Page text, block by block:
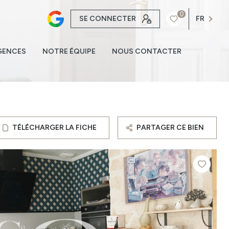
SE CONNECTER
0
FR
NOTRE ÉQUIPE NOUS CONTACTER
TÉLÉCHARGER LA FICHE PARTAGER CE BIEN